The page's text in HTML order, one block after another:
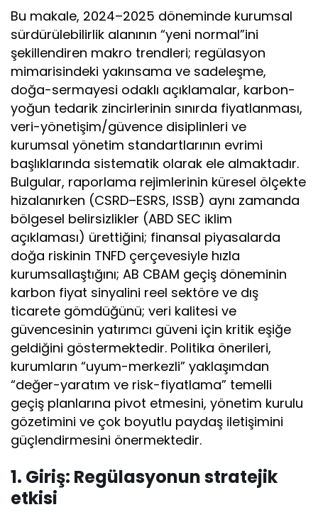
Bu makale, 2024–2025 döneminde kurumsal
sürdürülebilirlik alanının “yeni normal”ini
şekillendiren makro trendleri; regülasyon
mimarisindeki yakınsama ve sadeleşme,
doğa-sermayesi odaklı açıklamalar, karbon-
yoğun tedarik zincirlerinin sınırda fiyatlanması,
veri-yönetişim/güvence disiplinleri ve
kurumsal yönetim standartlarının evrimi
başlıklarında sistematik olarak ele almaktadır.
Bulgular, raporlama rejimlerinin küresel ölçekte
hizalanırken (CSRD–ESRS, ISSB) aynı zamanda
bölgesel belirsizlikler (ABD SEC iklim
açıklaması) ürettiğini; finansal piyasalarda
doğa riskinin TNFD çerçevesiyle hızla
kurumsallaştığını; AB CBAM geçiş döneminin
karbon fiyat sinyalini reel sektöre ve dış
ticarete gömdüğünü; veri kalitesi ve
güvencesinin yatırımcı güveni için kritik eşiğe
geldiğini göstermektedir. Politika önerileri,
kurumların “uyum-merkezli” yaklaşımdan
“değer-yaratım ve risk-fiyatlama” temelli
geçiş planlarına pivot etmesini, yönetim kurulu
gözetimini ve çok boyutlu paydaş iletişimini
güçlendirmesini önermektedir.
1. Giriş: Regülasyonun stratejik
etkisi